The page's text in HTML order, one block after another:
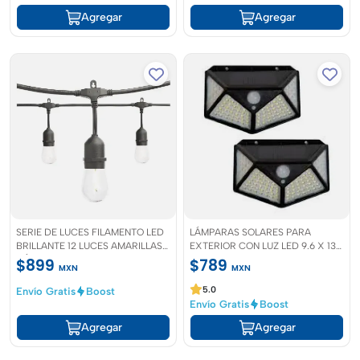
Agregar Agregar
SERIE DE LUCES FILAMENTO LED
BRILLANTE 12 LUCES AMARILLAS
CÁLIDAS
$899 MXN
Envío Gratis
Boost
Agregar
LÁMPARAS SOLARES PARA
EXTERIOR CON LUZ LED 9.6 X 13
X 5.5 CM NEGRO 2 PIEZAS
$789 MXN
5.0
Envío Gratis Boost
Agregar